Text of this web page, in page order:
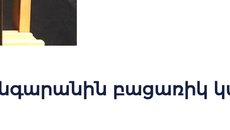
բացառիկ